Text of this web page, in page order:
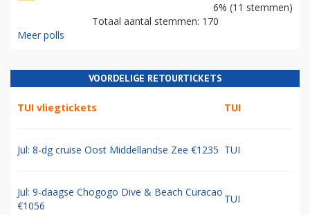
6% (11 stemmen)
Totaal aantal stemmen: 170
Meer polls
VOORDELIGE RETOURTICKETS
TUI vliegtickets TUI
Jul: 8-dg cruise Oost Middellandse Zee €1235 TUI
Jul: 9-daagse Chogogo Dive & Beach Curacao
€1056
TUI